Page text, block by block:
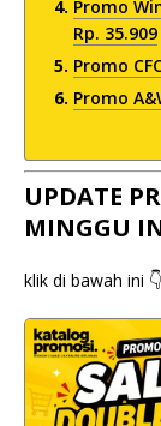
Promo
Rp. 35.909
Promo
Promo
UPDATE
MINGGU
klik di bawah ini